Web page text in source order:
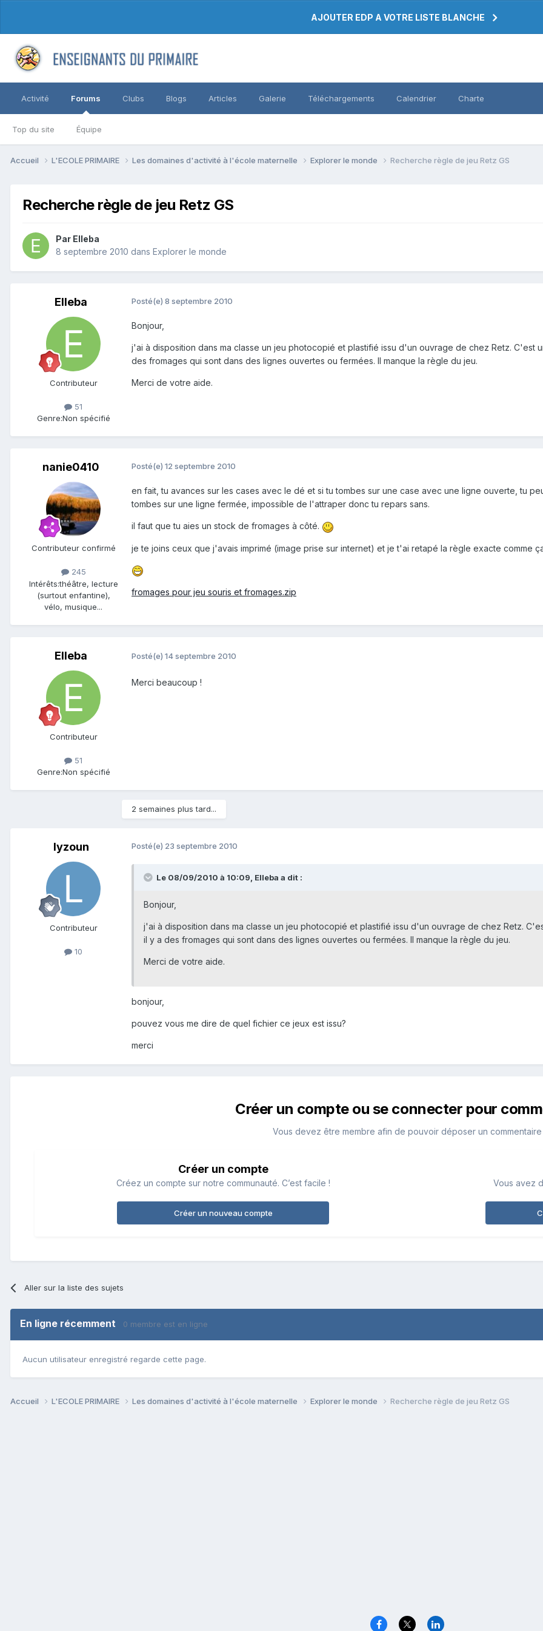
AJOUTER EDP A VOTRE LISTE BLANCHE
Activité Forums
Top du site Équipe
Clubs Blogs Articles Galerie Téléchargements Calendrier Charte
Accueil L'ECOLE PRIMAIRE Les domaines d'activité à l'école maternelle Explorer le monde Recherche règle de jeu Retz GS
Recherche règle de jeu Retz GS
Par Elleba
8 septembre 2010 dans Explorer le monde
Elleba
Contributeur
51
Genre:Non spécifié
Posté(e) 8 septembre 2010
Bonjour,
j'ai à disposition dans ma classe un jeu photocopié et plastifié issu d'un ouvrage de chez Retz.
des fromages qui sont dans des lignes ouvertes ou fermées. Il manque la règle du jeu.
Merci de votre aide.
nanie0410
Contributeur confirmé
245
Intérêts:théâtre, lecture
(surtout enfantine),
vélo, musique...
Posté(e) 12 septembre 2010
en fait, tu avances sur les cases avec le dé et si tu tombes sur une case avec une ligne ouverte, tu
tombes sur une ligne fermée, impossible de l'attraper donc tu repars sans.
il faut que tu aies un stock de fromages à côté.
je te joins ceux que j'avais imprimé (image prise sur internet) et je t'ai retapé la règle exacte comme
fromages pour jeu souris et fromages.zip
Elleba
Contributeur
51
Genre:Non spécifié
Posté(e) 14 septembre 2010
Merci beaucoup !
2 semaines plus tard...
lyzoun
Contributeur
10
Posté(e) 23 septembre 2010
Le 08/09/2010 à 10:09, Elleba a dit :
Bonjour,
j'ai à disposition dans ma classe un jeu photocopié et plastifié issu d'un ouvrage de chez Retz.
il y a des fromages qui sont dans des lignes ouvertes ou fermées. Il manque la règle du jeu.
Merci de votre aide.
bonjour,
pouvez vous me dire de quel fichier ce jeux est issu?
merci
Créer un compte ou se connecter pour
Vous devez être membre afin de pouvoir déposer un commentaire
Créer un compte
Créez un compte sur notre communauté. C’est facile !
Créer un nouveau compte
Vous avez
Aller sur la liste des sujets
En ligne récemment 0 membre est en ligne
Aucun utilisateur enregistré regarde cette page.
Accueil L'ECOLE PRIMAIRE Les domaines d'activité à l'école maternelle Explorer le monde Recherche règle de jeu Retz GS